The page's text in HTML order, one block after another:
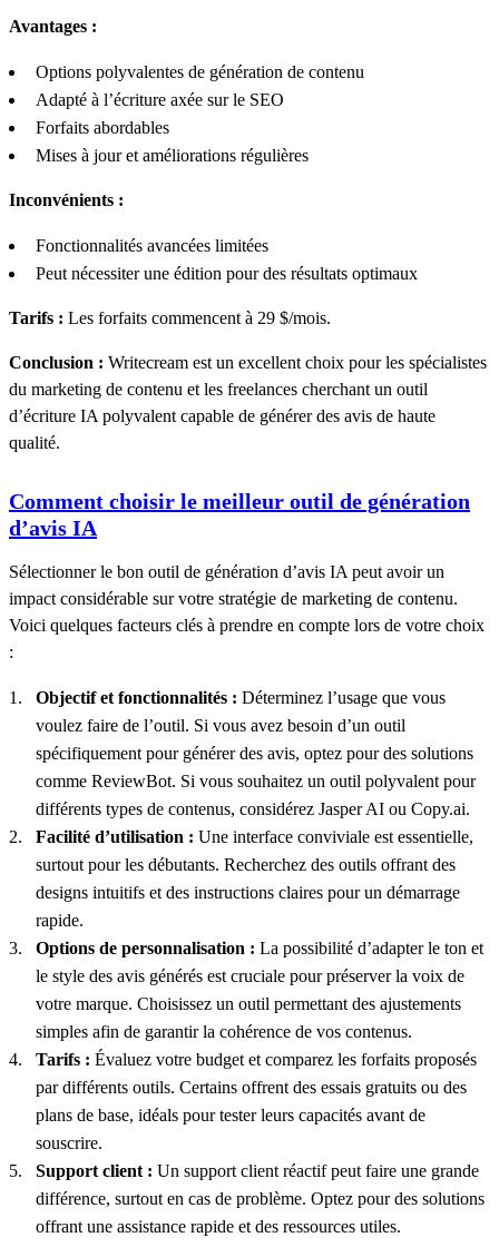
Avantages :
Options polyvalentes de génération de contenu
Adapté à l’écriture axée sur le SEO
Forfaits abordables
Mises à jour et améliorations régulières
Inconvénients :
Fonctionnalités avancées limitées
Peut nécessiter une édition pour des résultats optimaux
Tarifs : Les forfaits commencent à 29 $/mois.
Conclusion : Writecream est un excellent choix pour les spécialistes
du marketing de contenu et les freelances cherchant un outil
d’écriture IA polyvalent capable de générer des avis de haute
qualité.
Comment choisir le meilleur outil de génération
d’avis IA
Sélectionner le bon outil de génération d’avis IA peut avoir un
impact considérable sur votre stratégie de marketing de contenu.
Voici quelques facteurs clés à prendre en compte lors de votre choix
:
Objectif et fonctionnalités : Déterminez l’usage que vous
voulez faire de l’outil. Si vous avez besoin d’un outil
spécifiquement pour générer des avis, optez pour des solutions
comme ReviewBot. Si vous souhaitez un outil polyvalent pour
différents types de contenus, considérez Jasper AI ou Copy.ai.
Facilité d’utilisation : Une interface conviviale est essentielle,
surtout pour les débutants. Recherchez des outils offrant des
designs intuitifs et des instructions claires pour un démarrage
rapide.
Options de personnalisation : La possibilité d’adapter le ton et
le style des avis générés est cruciale pour préserver la voix de
votre marque. Choisissez un outil permettant des ajustements
simples afin de garantir la cohérence de vos contenus.
Tarifs : Évaluez votre budget et comparez les forfaits proposés
par différents outils. Certains offrent des essais gratuits ou des
plans de base, idéals pour tester leurs capacités avant de
souscrire.
Support client : Un support client réactif peut faire une grande
différence, surtout en cas de problème. Optez pour des solutions
offrant une assistance rapide et des ressources utiles.